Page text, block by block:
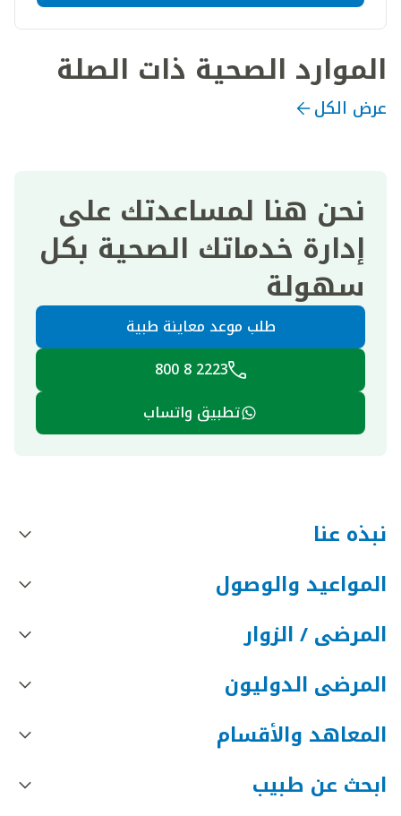
الموارد الصحية ذات الصلة
عرض الكل
نحن هنا لمساعدتك على
إدارة خدماتك الصحية بكل
سهولة
طلب موعد معاينة طبية
2223 8 800
تطبيق واتساب
نبذه عنا
المواعيد والوصول
المرضى / الزوار
المرضى الدوليون
المعاهد والأقسام
ابحث عن طبيب